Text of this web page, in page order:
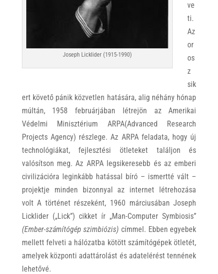
Joseph Licklider (1915-1990)
ve
ti.
Az
or
os
z
sik
ert követő pánik közvetlen hatására, alig néhány hónap
múltán, 1958 februárjában létrejön az Amerikai
Védelmi Minisztérium ARPA(Advanced Research
Projects Agency) részlege. Az ARPA feladata, hogy új
technológiákat, fejlesztési ötleteket találjon és
valósítson meg. Az ARPA legsikeresebb és az emberi
civilizációra leginkább hatással bíró – ismertté vált –
projektje minden bizonnyal az internet létrehozása
volt A történet részeként, 1960 márciusában Joseph
Licklider („Lick”) cikket ír „Man-Computer Symbiosis”
(Ember-számítógép szimbiózis) címmel. Ebben egyebek
mellett felveti a hálózatba kötött számítógépek ötletét,
amelyek központi adattárolást és adatelérést tennének
lehetővé.